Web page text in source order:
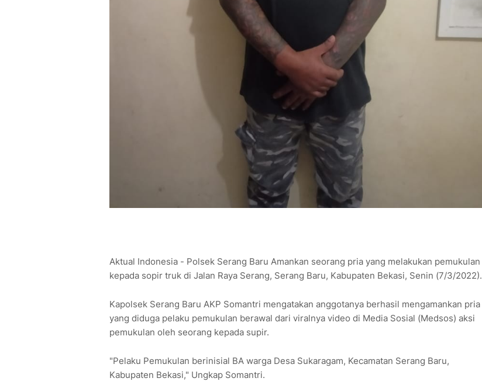
Aktual Indonesia - Polsek Serang Baru Amankan seorang pria yang melakukan pemukulan
kepada sopir truk di Jalan Raya Serang, Serang Baru, Kabupaten Bekasi, Senin (7/3/2022).
Kapolsek Serang Baru AKP Somantri mengatakan anggotanya berhasil mengamankan pria
yang diduga pelaku pemukulan berawal dari viralnya video di Media Sosial (Medsos) aksi
pemukulan oleh seorang kepada supir.
"Pelaku Pemukulan berinisial BA warga Desa Sukaragam, Kecamatan Serang Baru,
Kabupaten Bekasi," Ungkap Somantri.